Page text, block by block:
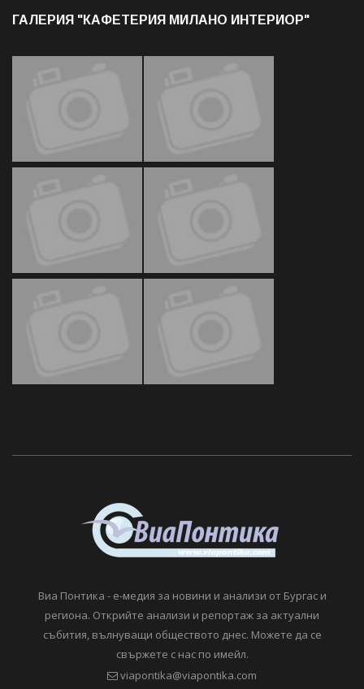
ГАЛЕРИЯ "КАФЕТЕРИЯ МИЛАНО ИНТЕРИОР"
Виа Понтика - е-медия за новини и анализи от Бургас и
региона. Открийте анализи и репортаж за актуални
събития, вълнуващи обществото днес. Можете да се
свържете с нас по имейл.
viapontika@viapontika.com